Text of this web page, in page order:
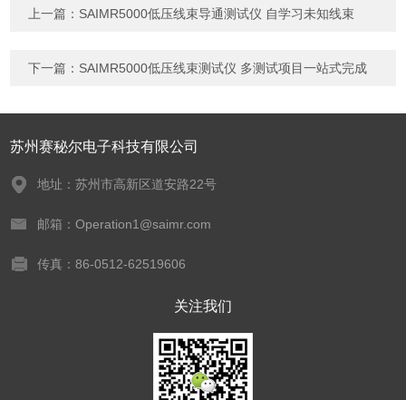
上一篇： SAIMR5000低压线束导通测试仪 自学习未知线束
下一篇： SAIMR5000低压线束测试仪 多测试项目一站式完成
苏州赛秘尔电子科技有限公司
地址：苏州市高新区道安路22号
邮箱：Operation1@saimr.com
传真：86-0512-62519606
关注我们